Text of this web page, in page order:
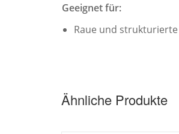
Geeignet für:
Raue und
Ähnliche Produkte